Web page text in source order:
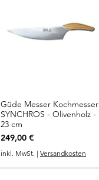
Schnellansicht
Güde Messer Kochmesser
SYNCHROS - Olivenholz -
23 cm
Preis
249,00 €
inkl. MwSt. | Versandkosten